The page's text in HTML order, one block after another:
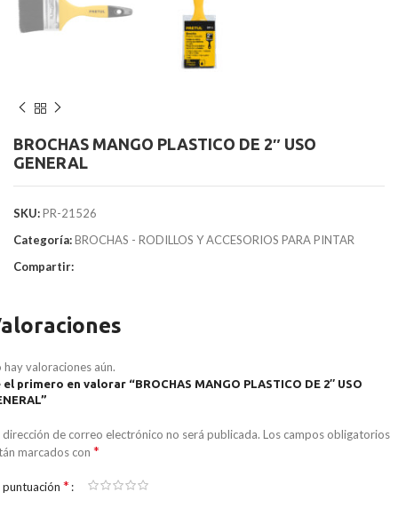
BROCHAS MANGO PLASTICO DE 2″ USO
GENERAL
SKU:PR-21526
Categoría:BROCHAS - RODILLOS Y ACCESORIOS PARA PINTAR
Compartir:
hay valoraciones aún.
el primero en valorar “BROCHAS MANGO PLASTICO DE 2″ USO
dirección de correo electrónico no será publicada. Los campos obligatorios
marcados con *
puntuación *